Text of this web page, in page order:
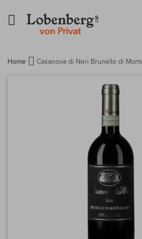
Navigation
umschalten
Home Casanova di Neri Brunello di